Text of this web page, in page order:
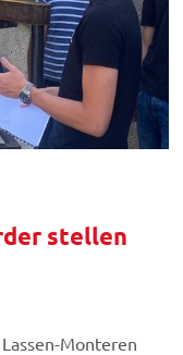
stellen
Monteren